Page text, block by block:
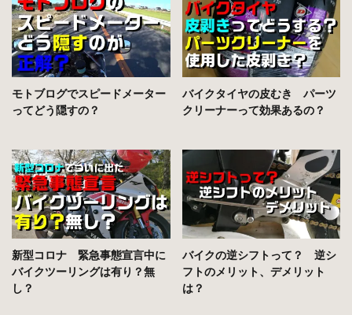
モトブログでスピードメーター
ってどう隠すの？
バイクタイヤの皮むき パーツ
クリーナーって効果あるの？
新型コロナ 緊急事態宣言中に
バイクツーリングは有り？無
し？
バイクの逆シフトって？ 逆シ
フトのメリット、デメリット
は？